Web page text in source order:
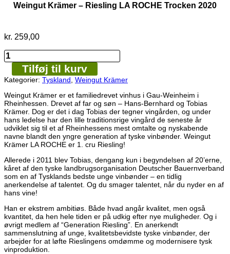
Weingut Krämer – Riesling LA ROCHE Trocken 2020
kr. 259,00
Weingut
Krämer
Riesling
ROCHE
Trocken
2020
antal
Tilføj til kurv
Kategorier: Tyskland Weingut Krämer
Weingut Krämer er et familiedrevet vinhus i Gau-Weinheim i
Rheinhessen. Drevet af far og søn – Hans-Bernhard og Tobias
Krämer. Dog er det i dag Tobias der tegner vingården, og under
hans ledelse har den lille traditionsrige vingård de seneste år
udviklet sig til et af Rheinhessens mest omtalte og nyskabende
navne blandt den yngre generation af tyske vinbønder. Weingut
Krämer LA ROCHE er 1. cru Riesling!
Allerede i 2011 blev Tobias, dengang kun i begyndelsen af 20’erne,
kåret af den tyske landbrugsorganisation Deutscher Bauernverband
som en af Tysklands bedste unge vinbønder – en tidlig
anerkendelse af talentet. Og du smager talentet, når du nyder en af
hans vine!
Han er ekstrem ambitiøs. Både hvad angår kvalitet, men også
kvantitet, da hen hele tiden er på udkig efter nye muligheder. Og i
øvrigt medlem af “Generation Riesling”. En anerkendt
sammenslutning af unge, kvalitetsbevidste tyske vinbønder, der
arbejder for at løfte Rieslingens omdømme og modernisere tysk
vinproduktion.